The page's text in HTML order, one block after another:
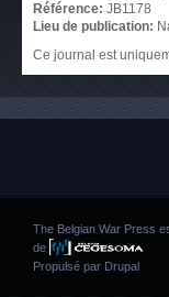
Référence: JB1178
Lieu de publication:
Ce journal est
The Belgian War Press
de
Propulsé par Drupal